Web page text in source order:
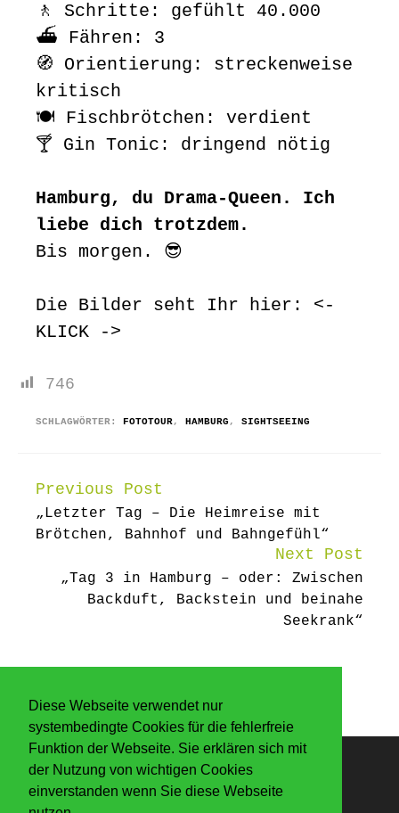
Diese Webseite verwendet nur
systembedingte Cookies für die fehlerfreie
Funktion der Webseite. Sie erklären sich mit
der Nutzung von wichtigen Cookies
einverstanden wenn Sie diese Webseite
🚶 Schritte: gefühlt 40.000
⛴️ Fähren: 3
🧭 Orientierung: streckenweise
kritisch
🍽️ Fischbrötchen: verdient
🍸 Gin Tonic: dringend nötig
Hamburg, du Drama-Queen. Ich
liebe dich trotzdem.
Bis morgen. 😎
Die Bilder seht Ihr hier: <-
KLICK ->
746
SCHLAGWÖRTER: FOTOTOUR, HAMBURG , SIGHTSEEING
Continue
Reading
Previous Post
„Letzter Tag – Die Heimreise mit
Brötchen, Bahnhof und Bahngefühl“
Next Post
„Tag 3 in Hamburg – oder: Zwischen
Backduft, Backstein und beinahe
Seekrank“
Anmelden